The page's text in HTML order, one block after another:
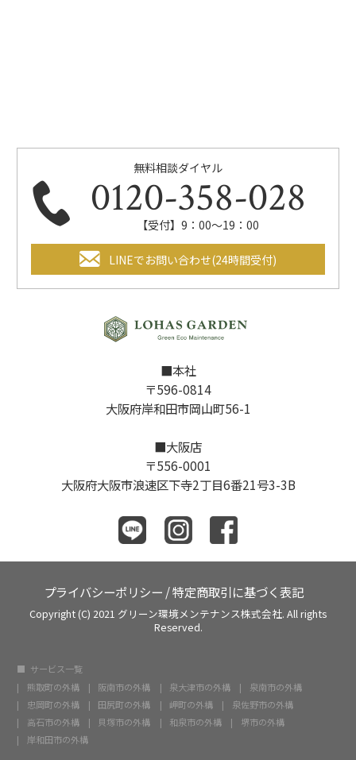
無料相談ダイヤル
0120-358-028
【受付】9：00～19：00
LINEでお問い合わせ(24時間受付)
■本社
〒596-0814
大阪府岸和田市岡山町56-1
■大阪店
〒556-0001
大阪府大阪市浪速区下寺2丁目6番21号3-3B
プライバシーポリシー /特定商取引に基づく表記
Copyright (C) 2021 グリーン環境メンテナンス株式会社. All rights
Reserved.
サービス一覧
熊取町の外構
阪南市の外構 泉大津市の外構
泉南市の外構
忠岡町の外構
田尻町の外構 岬町の外構
泉佐野市の外構
高石市の外構
貝塚市の外構 和泉市の外構
堺市の外構
岸和田市の外構